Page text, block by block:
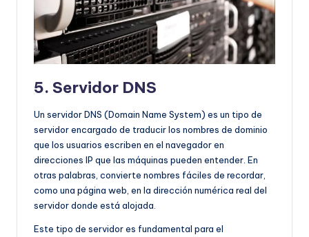
5. Servidor DNS
Un servidor DNS (Domain Name System) es un tipo de
servidor encargado de traducir los nombres de dominio
que los usuarios escriben en el navegador en
direcciones IP que las máquinas pueden entender. En
otras palabras, convierte nombres fáciles de recordar,
como una página web, en la dirección numérica real del
servidor donde está alojada.
Este tipo de servidor es fundamental para el